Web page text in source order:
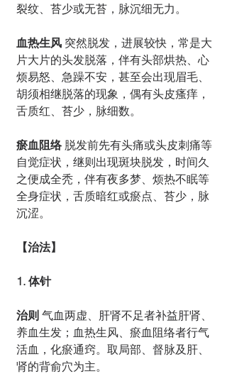
裂纹、苔少或无苔，脉沉细无力。
血热生风 突然脱发，进展较快，常是大
片大片的头发脱落，伴有头部烘热、心
烦易怒、急躁不安，甚至会出现眉毛、
胡须相继脱落的现象，偶有头皮瘙痒，
舌质红、苔少，脉细数。
瘀血阻络 脱发前先有头痛或头皮刺痛等
自觉症状，继则出现斑块脱发，时间久
之便成全秃，伴有夜多梦、烦热不眠等
全身症状，舌质暗红或瘀点、苔少，脉
沉涩。
【治法】
1. 体针
治则 气血两虚、肝肾不足者补益肝肾、
养血生发；血热生风、瘀血阻络者行气
活血，化瘀通窍。取局部、督脉及肝、
肾的背俞穴为主。